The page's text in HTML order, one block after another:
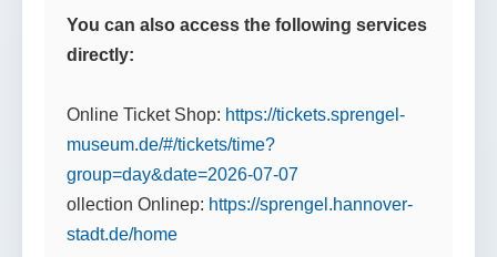
You can also access the following services
directly:
Online Ticket Shop: https://tickets.sprengel-
museum.de/#/tickets/time?
group=day&date=2026-07-07
ollection Onlinep: https://sprengel.hannover-
stadt.de/home